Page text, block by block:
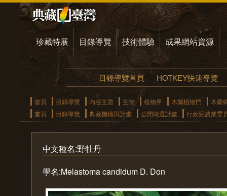
珍藏特展 目錄導覽 技術體驗 成果網站資源
目錄導覽首頁 HOTKEY快速導覽
首頁 目錄導覽 內容主題 生物 植物界 木蘭植物門
木蘭
首頁
目錄導覽 典藏機構與計畫 公開徵選計畫 行政院農業委
中文種名:野牡丹
學名:Melastoma candidum D. Don